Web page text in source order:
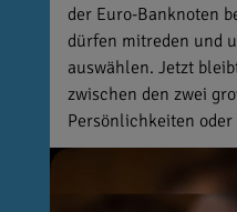
der Euro-Banknoten
dürfen mitreden und
auswählen. Jetzt
zwischen den zwei
Persönlichkeiten oder